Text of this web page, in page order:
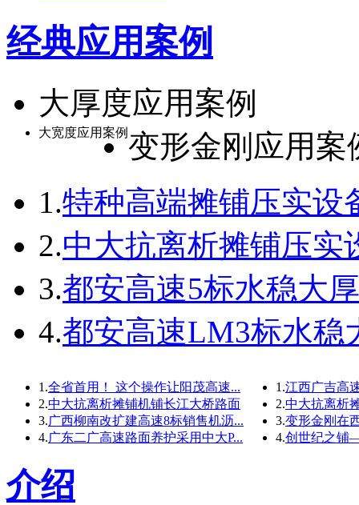
经典应用案例
大厚度应用案例
大宽度应用案例 变形金刚应用案
1.特种高端摊铺压实设
2.中大抗离析摊铺压实
3.都安高速5标水稳大
4.都安高速LM3标水稳
1.全省首用！ 这个操作让阳茂高速...
2.中大抗离析摊铺机铺长江大桥路面
3.广西柳南改扩建高速8标销售机沥...
4.广东二广高速路面养护采用中大P...
1.江西广吉高
2.中大抗离析
3.变形金刚在
4.创世纪之铺
介绍